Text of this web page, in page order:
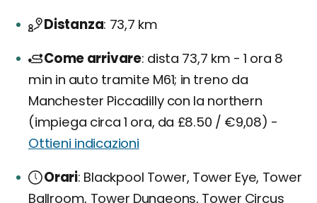
Distanza 73,7 km
Come arrivare dista 73,7 km - 1 ora 8
min in auto tramite M61; in treno da
Manchester Piccadilly con la northern
(impiega circa 1 ora, da £8.50 / €9,08) -
Ottieni indicazioni
Orari Blackpool Tower, Tower Eye, Tower
Ballroom, Tower Dungeons, Tower Circus